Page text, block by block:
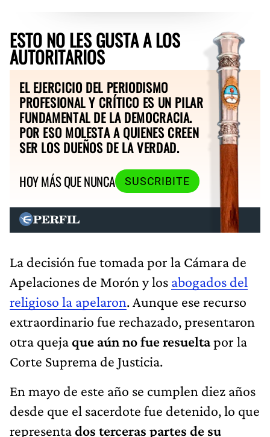
ESTO NO LES GUSTA A LOS
AUTORITARIOS
EL EJERCICIO DEL PERIODISMO
PROFESIONAL Y CRÍTICO ES UN PILAR
FUNDAMENTAL DE LA DEMOCRACIA.
POR ESO MOLESTA A QUIENES CREEN
SER LOS DUEÑOS DE LA VERDAD.
HOY MÁS QUE NUNCA
SUSCRIBITE
La decisión fue tomada por la Cámara de
Apelaciones de Morón y los abogados del
religioso la apelaron. Aunque ese recurso
extraordinario fue rechazado, presentaron
otra queja que aún no fue resueltapor la
Corte Suprema de Justicia.
En mayo de este año se cumplen diez años
desde que el sacerdote fue detenido, lo que
representados terceras partes de su